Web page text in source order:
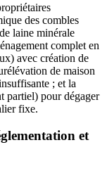
des combles
laine minérale
complet en
avec création de
de maison
; et la
partiel) pour dégager
fixe.
et